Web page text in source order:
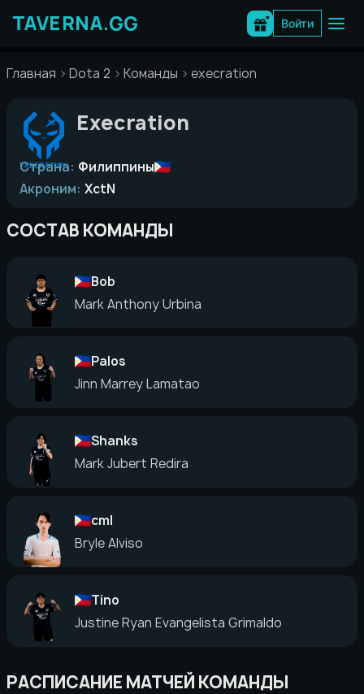
содержимому
Войти
Главная Dota 2 Команды execration
Execration
Страна: Филиппины
Акроним: XctN
СОСТАВ КОМАНДЫ
Bob
Mark Anthony Urbina
Palos
Jinn Marrey Lamatao
Shanks
Mark Jubert Redira
cml
Bryle Alviso
Tino
Justine Ryan Evangelista Grimaldo
РАСПИСАНИЕ МАТЧЕЙ КОМАНДЫ